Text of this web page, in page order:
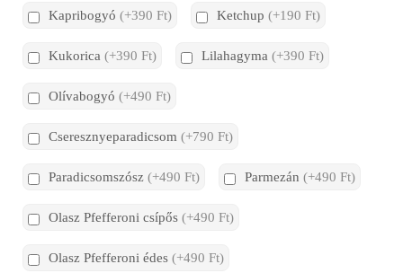
Kapribogyó (+390 Ft) Ketchup (+190 Ft)
Kukorica (+390 Ft) Lilahagyma (+390 Ft)
Olívabogyó (+490 Ft)
Cseresznyeparadicsom (+790 Ft)
Paradicsomszósz (+490 Ft) Parmezán (+490 Ft)
Olasz Pfefferoni csípős (+490 Ft)
Olasz Pfefferoni édes (+490 Ft)